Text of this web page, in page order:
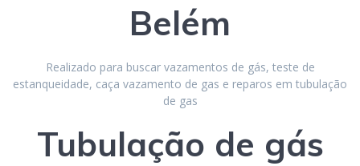
Belém
Realizado para buscar vazamentos de gás, teste de
estanqueidade, caça vazamento de gas e reparos em tubulação
de gas
Tubulação de gás